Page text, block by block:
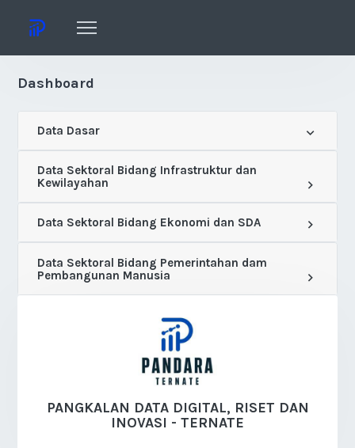
Dashboard
Data Dasar
Data Sektoral Bidang Infrastruktur dan
Kewilayahan
Data Sektoral Bidang Ekonomi dan SDA
Data Sektoral Bidang Pemerintahan dam
Pembangunan Manusia
PANGKALAN DATA DIGITAL, RISET DAN
INOVASI - TERNATE